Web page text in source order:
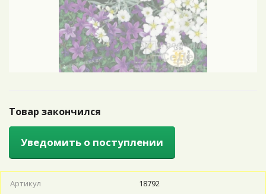
Товар закончился
Уведомить о поступлении
Артикул
18792